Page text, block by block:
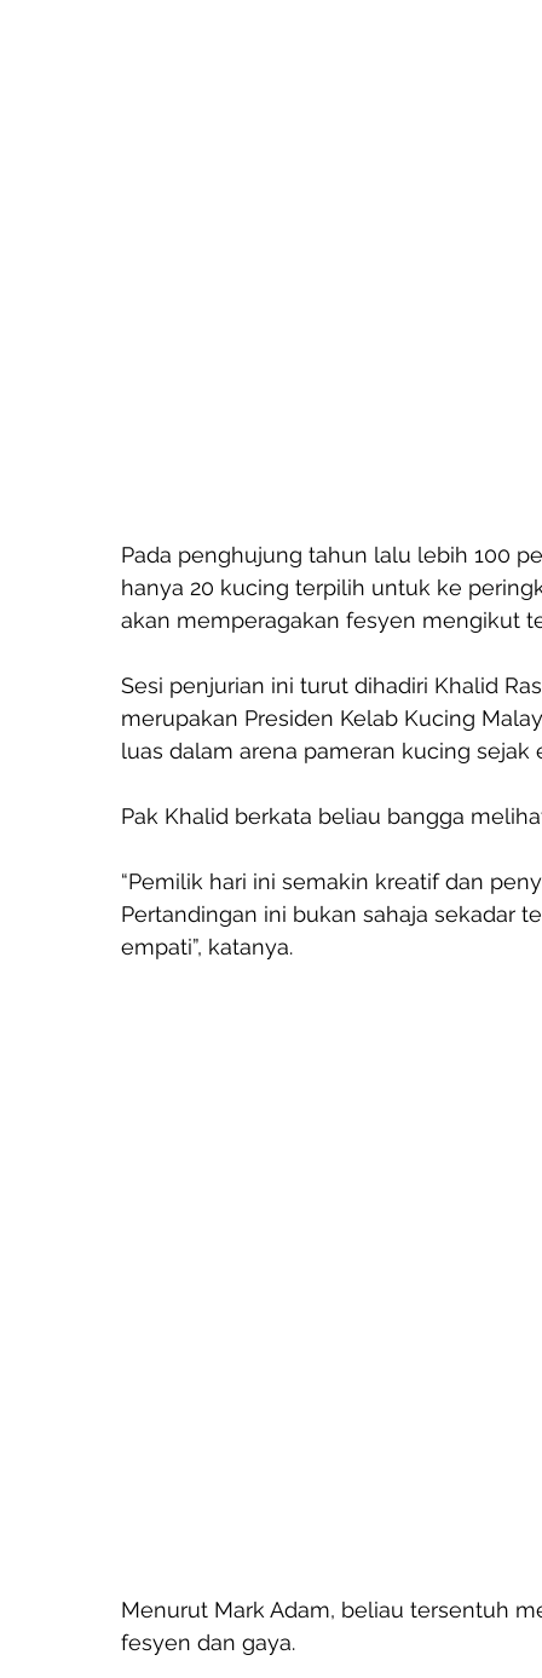
Pada penghujung tahun lalu lebih 100
hanya 20 kucing terpilih untuk ke
akan memperagakan fesyen mengikut
Sesi penjurian ini turut dihadiri Khalid
merupakan Presiden Kelab Kucing
luas dalam arena pameran kucing sejak
Pak Khalid berkata beliau bangga
“Pemilik hari ini semakin kreatif dan
Pertandingan ini bukan sahaja sekadar
empati”, katanya.
Menurut Mark Adam, beliau tersentuh
fesyen dan gaya.